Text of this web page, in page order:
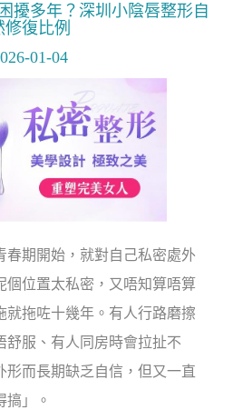
擾多年？深圳小陰唇整形自
修復比例
01-04
春期開始，就對自己私密處外
個位置太私密，又唔知算唔算
就拖咗十幾年。有人行路磨擦
舒服、有人同房時會拉扯不
形而長期缺乏自信，但又一直
搞」。